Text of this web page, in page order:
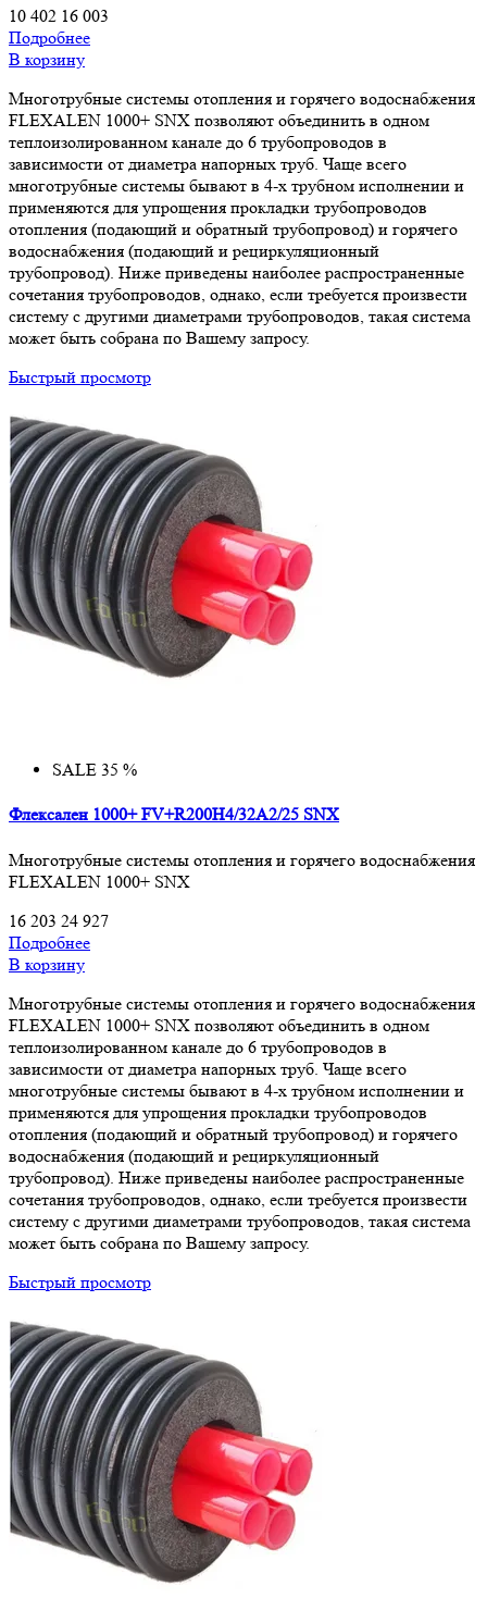
10 402 16 003
Подробнее
В корзину
Многотрубные системы отопления и горячего водоснабжения
FLEXALEN 1000+ SNX позволяют объединить в одном
теплоизолированном канале до 6 трубопроводов в
зависимости от диаметра напорных труб. Чаще всего
многотрубные системы бывают в 4-х трубном исполнении и
применяются для упрощения прокладки трубопроводов
отопления (подающий и обратный трубопровод) и горячего
водоснабжения (подающий и рециркуляционный
трубопровод). Ниже приведены наиболее распространенные
сочетания трубопроводов, однако, если требуется произвести
систему с другими диаметрами трубопроводов, такая система
может быть собрана по Вашему запросу.
Быстрый просмотр
SALE 35 %
Флексален 1000+ FV+R200H4/32A2/25 SNX
Многотрубные системы отопления и горячего водоснабжения
FLEXALEN 1000+ SNX
16 203 24 927
Подробнее
В корзину
Многотрубные системы отопления и горячего водоснабжения
FLEXALEN 1000+ SNX позволяют объединить в одном
теплоизолированном канале до 6 трубопроводов в
зависимости от диаметра напорных труб. Чаще всего
многотрубные системы бывают в 4-х трубном исполнении и
применяются для упрощения прокладки трубопроводов
отопления (подающий и обратный трубопровод) и горячего
водоснабжения (подающий и рециркуляционный
трубопровод). Ниже приведены наиболее распространенные
сочетания трубопроводов, однако, если требуется произвести
систему с другими диаметрами трубопроводов, такая система
может быть собрана по Вашему запросу.
Быстрый просмотр